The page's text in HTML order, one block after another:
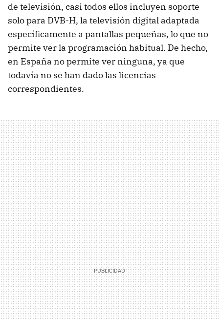
de televisión, casi todos ellos incluyen soporte
solo para DVB-H, la televisión digital adaptada
específicamente a pantallas pequeñas, lo que no
permite ver la programación habitual. De hecho,
en España no permite ver ninguna, ya que
todavía no se han dado las licencias
correspondientes.